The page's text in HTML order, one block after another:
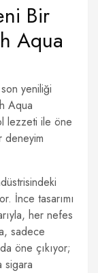
Bir
Aqua
yeniliği
Aqua
lezzeti ile öne
deneyim
İnce tasarımı
her nefes
sadece
öne çıkıyor;
sigara